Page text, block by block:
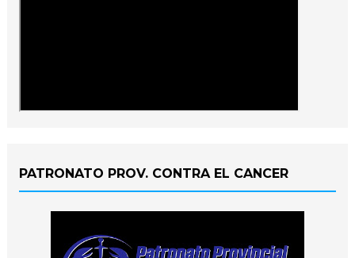
PATRONATO PROV. CONTRA EL CANCER